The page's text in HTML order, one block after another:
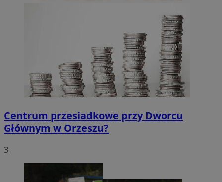
Centrum przesiadkowe przy Dworcu
Głównym w Orzeszu?
3